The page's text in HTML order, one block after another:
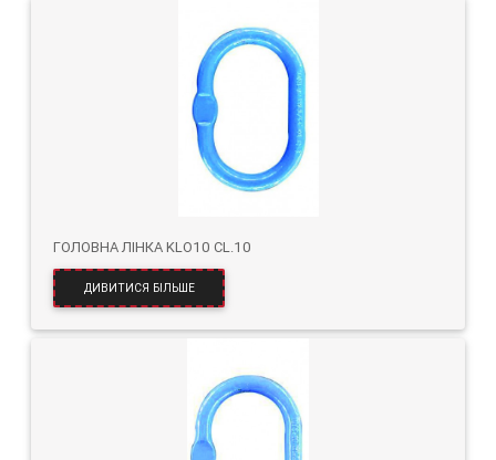
ГОЛОВНА ЛІНКА KLO10 CL.10
ДИВИТИСЯ БІЛЬШЕ